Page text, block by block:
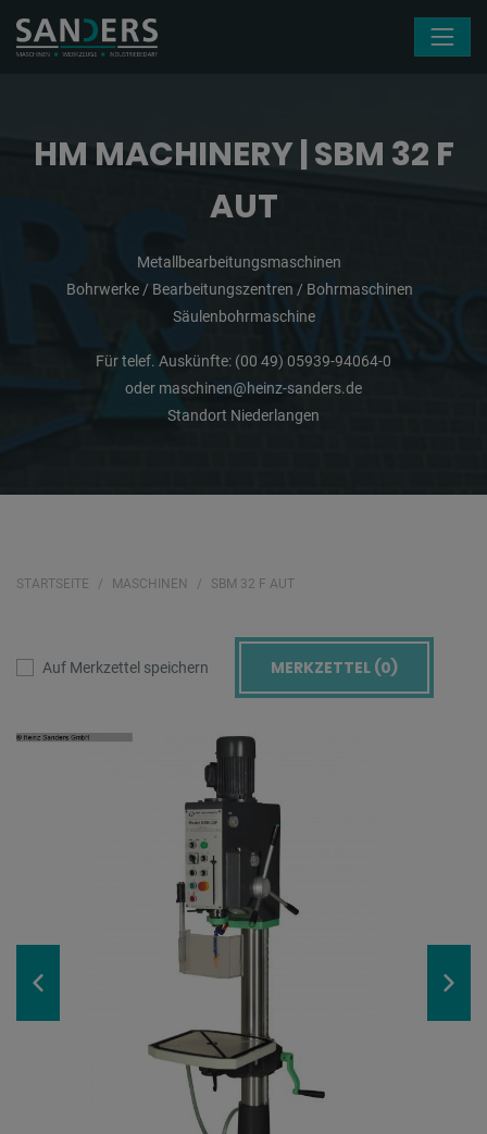
HM MACHINERY | SBM 32 F
AUT
Metallbearbeitungsmaschinen
Bohrwerke / Bearbeitungszentren / Bohrmaschinen
Säulenbohrmaschine
Für telef. Auskünfte: (00 49) 05939-94064-0
oder maschinen@heinz-sanders.de
Standort Niederlangen
STARTSEITE MASCHINEN SBM 32 F AUT
Auf Merkzettel speichern MERKZETTEL (0)